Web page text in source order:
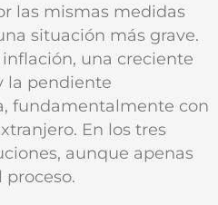
las mismas medidas
situación más grave.
una creciente
la pendiente
fundamentalmente con
En los tres
aunque apenas
proceso.